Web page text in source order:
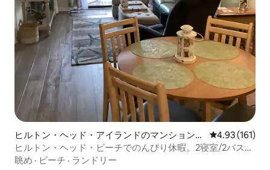
ヒルトン・ヘッド・アイランドのマンション・
アパート
レビュー161
4.93 (161)
ヒルトン・ヘッド・ビーチでのんびり休暇。2寝室/2バスル
ーム
眺め · ビーチ · ランドリー